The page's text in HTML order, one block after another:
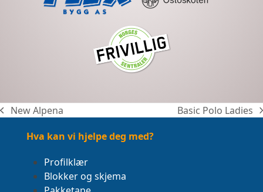
previous
New Alpena
next
Basic Polo Ladies
Hva kan vi hjelpe deg med?
Profilklær
Blokker og skjema